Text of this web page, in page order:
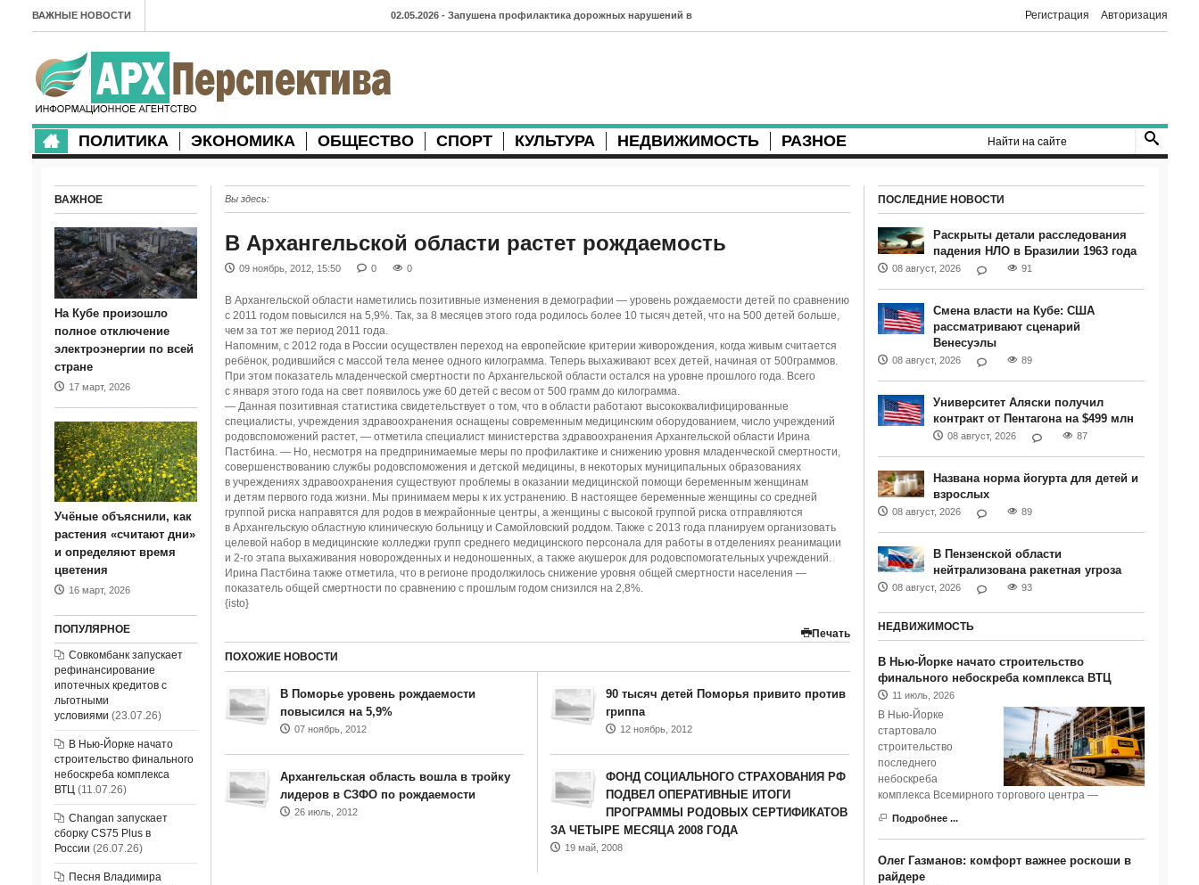
ВАЖНЫЕ НОВОСТИ 02.05.2026 - Запушена профилактика дорожных нарушений в
27.04.2026 - Губернатор Архангельской области контролирует
23.04.2026 - Детский экологический форум усилит
продолжают затруднять движение
21.04.2026 - Выгуливание собак: правила и штрафы в России
20.04.2026 - Итоги хоккейного сезона в Архангельске: яркие
18.04.2026 - Мобильные комплексы фотофиксации Vitronic
появились в Монтгомери
Регистрация Авторизация
ПОЛИТИКА ЭКОНОМИКА ОБЩЕСТВО СПОРТ КУЛЬТУРА НЕДВИЖИМОСТЬ РАЗНОЕ
Вы здесь:
В Архангельской области растет рождаемость
09 ноябрь, 2012, 15:50 0 0
В Архангельской области наметились позитивные изменения в демографии — уровень рождаемости детей по сравнению
с 2011 годом повысился на 5,9%. Так, за 8 месяцев этого года родилось более 10 тысяч детей, что на 500 детей больше,
чем за тот же период 2011 года.
Напомним, с 2012 года в России осуществлен переход на европейские критерии живорождения, когда живым считается
ребёнок, родившийся с массой тела менее одного килограмма. Теперь выхаживают всех детей, начиная от 500граммов.
При этом показатель младенческой смертности по Архангельской области остался на уровне прошлого года. Всего
с января этого года на свет появилось уже 60 детей с весом от 500 грамм до килограмма.
— Данная позитивная статистика свидетельствует о том, что в области работают высококвалифицированные
специалисты, учреждения здравоохранения оснащены современным медицинским оборудованием, число учреждений
родовспоможений растет, — отметила специалист министерства здравоохранения Архангельской области Ирина
Пастбина. — Но, несмотря на предпринимаемые меры по профилактике и снижению уровня младенческой смертности,
совершенствованию службы родовспоможения и детской медицины, в некоторых муниципальных образованиях
в учреждениях здравоохранения существуют проблемы в оказании медицинской помощи беременным женщинам
и детям первого года жизни. Мы принимаем меры к их устранению. В настоящее беременные женщины со средней
группой риска направятся для родов в межрайонные центры, а женщины с высокой группой риска отправляются
в Архангельскую областную клиническую больницу и Самойловский роддом. Также с 2013 года планируем организовать
целевой набор в медицинские колледжи групп среднего медицинского персонала для работы в отделениях реанимации
и 2-го этапа выхаживания новорожденных и недоношенных, а также акушерок для родовспомогательных учреждений.
Ирина Пастбина также отметила, что в регионе продолжилось снижение уровня общей смертности населения —
показатель общей смертности по сравнению с прошлым годом снизился на 2,8%.
{isto}
Печать
ПОХОЖИЕ НОВОСТИ
В Поморье уровень рождаемости
повысился на 5,9%
07 ноябрь, 2012
90 тысяч детей Поморья привито против
гриппа
12 ноябрь, 2012
Архангельская область вошла в тройку
лидеров в СЗФО по рождаемости
26 июль, 2012
ФОНД СОЦИАЛЬНОГО СТРАХОВАНИЯ РФ
ПОДВЕЛ ОПЕРАТИВНЫЕ ИТОГИ
ПРОГРАММЫ РОДОВЫХ СЕРТИФИКАТОВ
ЗА ЧЕТЫРЕ МЕСЯЦА 2008 ГОДА
19 май, 2008
ПОСЛЕДНИЕ НОВОСТИ
Раскрыты детали расследования
падения НЛО в Бразилии 1963 года
08 август, 2026 91
Смена власти на Кубе: США
рассматривают сценарий
Венесуэлы
08 август, 2026 89
Университет Аляски получил
контракт от Пентагона на $499 млн
08 август, 2026 87
Названа норма йогурта для детей и
взрослых
08 август, 2026 89
В Пензенской области
нейтрализована ракетная угроза
08 август, 2026 93
НЕДВИЖИМОСТЬ
В Нью-Йорке начато строительство
финального небоскреба комплекса ВТЦ
11 июль, 2026
В Нью-Йорке
стартовало
строительство
последнего
небоскреба
комплекса Всемирного торгового центра —
Подробнее ...
Олег Газманов: комфорт важнее роскоши в
райдере
ВАЖНОЕ
На Кубе произошло
полное отключение
электроэнергии по всей
стране
17 март, 2026
Учёные объяснили, как
растения «считают дни»
и определяют время
цветения
16 март, 2026
ПОПУЛЯРНОЕ
Совкомбанк запускает
рефинансирование
ипотечных кредитов с
льготными
условиями (23.07.26)
В Нью-Йорке начато
строительство финального
небоскреба комплекса
ВТЦ(11.07.26)
Changan запускает
сборку CS75 Plus в
России (26.07.26)
Песня Владимира